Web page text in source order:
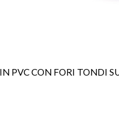
PVC CON FORI TONDI